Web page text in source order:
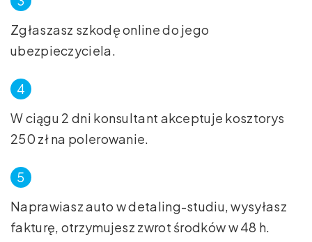
Zgłaszasz szkodę online do jego
ubezpieczyciela.
W ciągu 2 dni konsultant akceptuje kosztorys
250 zł na polerowanie.
Naprawiasz auto w detaling-studiu, wysyłasz
fakturę, otrzymujesz zwrot środków w 48 h.